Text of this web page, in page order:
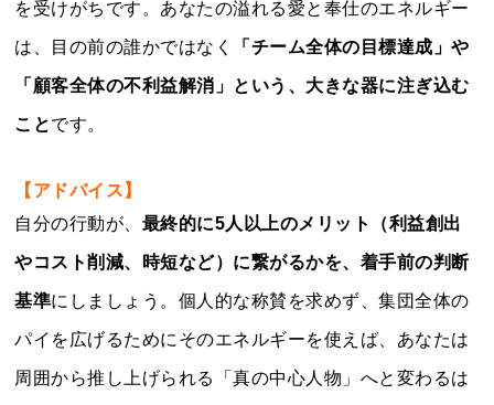
を受けがちです。あなたの溢れる愛と奉仕のエネルギー
は、目の前の誰かではなく 「チーム全体の目標達成」や
「顧客全体の不利益解消」という、大きな器に注ぎ込む
ことです。
【アドバイス】
自分の行動が、 最終的に5人以上のメリット（利益創出
やコスト削減、時短など）に繋がるかを、着手前の判断
基準にしましょう。個人的な称賛を求めず、集団全体の
パイを広げるためにそのエネルギーを使えば、あなたは
周囲から推し上げられる「真の中心人物」へと変わるは